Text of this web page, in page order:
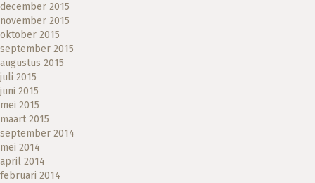
december 2015
november 2015
oktober 2015
september 2015
augustus 2015
juli 2015
juni 2015
mei 2015
maart 2015
september 2014
mei 2014
april 2014
februari 2014